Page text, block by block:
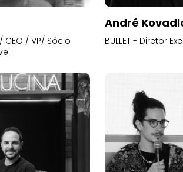
CEO / VP/ Sócio
André
BULLET - Diretor